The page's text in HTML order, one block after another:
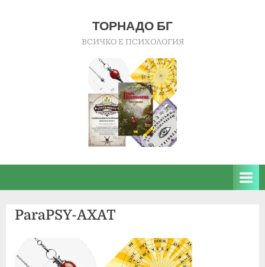
ТОРНАДО БГ
ВСИЧКО Е ПСИХОЛОГИЯ
ParaPSY-AXAT